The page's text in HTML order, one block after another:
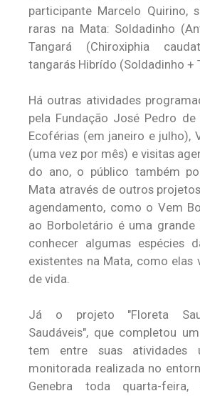
participante Marcelo Quirino,
raras na Mata: Soldadinho
Tangará (Chiroxiphia
tangarás Hibrído (Soldadinho +
Há outras atividades
pela Fundação José Pedro
Ecoférias (em janeiro e julho),
(uma vez por mês) e visitas
do ano, o público também
Mata através de outros
agendamento, como o Vem
ao Borboletário é uma
conhecer algumas espécies
existentes na Mata, como elas
de vida.
Já o projeto "Floreta
Saudáveis", que completou
tem entre suas atividades
monitorada realizada no
Genebra toda quarta-